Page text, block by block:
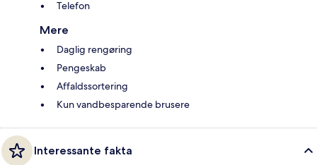
Telefon
Mere
Daglig rengøring
Pengeskab
Affaldssortering
Kun vandbesparende brusere
Interessante fakta